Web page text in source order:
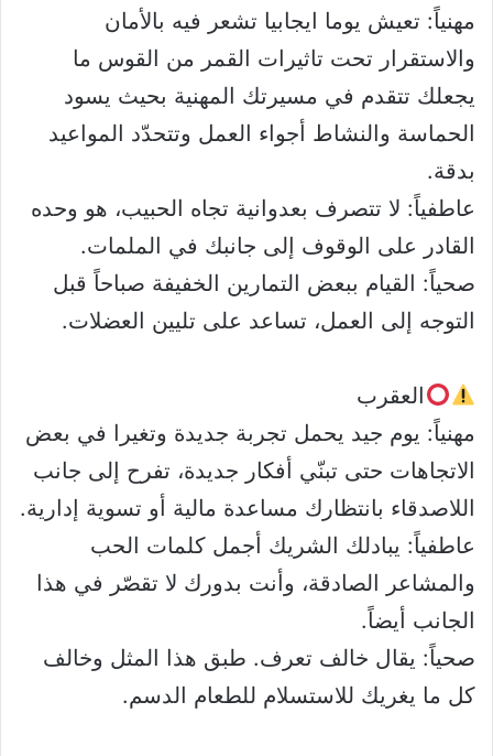
مهنياً: تعيش يوما ايجابيا تشعر فيه بالأمان
والاستقرار تحت تاثيرات القمر من القوس ما
يجعلك تتقدم في مسيرتك المهنية بحيث يسود
الحماسة والنشاط أجواء العمل وتتحدّد المواعيد
بدقة.
عاطفياً: لا تتصرف بعدوانية تجاه الحبيب، هو وحده
القادر على الوقوف إلى جانبك في الملمات.
صحياً: القيام ببعض التمارين الخفيفة صباحاً قبل
التوجه إلى العمل، تساعد على تليين العضلات.
العقرب
مهنياً: يوم جيد يحمل تجربة جديدة وتغيرا في بعض
الاتجاهات حتى تبنّي أفكار جديدة، تفرح إلى جانب
اللاصدقاء بانتظارك مساعدة مالية أو تسوية إدارية.
عاطفياً: يبادلك الشريك أجمل كلمات الحب
والمشاعر الصادقة، وأنت بدورك لا تقصّر في هذا
الجانب أيضاً.
صحياً: يقال خالف تعرف. طبق هذا المثل وخالف
كل ما يغريك للاستسلام للطعام الدسم.